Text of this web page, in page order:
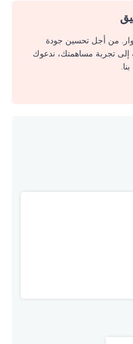
من أجل تحسين جودة
إلى تجربة مساهمتك، ندعوك